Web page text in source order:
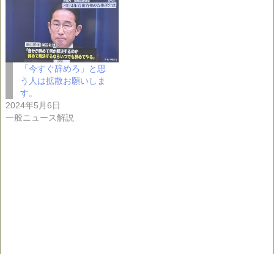
「今すぐ辞めろ」と思
う人は拡散お願いしま
す。
2024年5月6日
一般ニュース解説